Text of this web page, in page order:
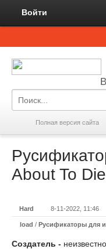
Войти
Полная версия сайта
About To Die
Hard 8-11-2022, 11:46
load / Русификаторы для
Создатель - неизвестно